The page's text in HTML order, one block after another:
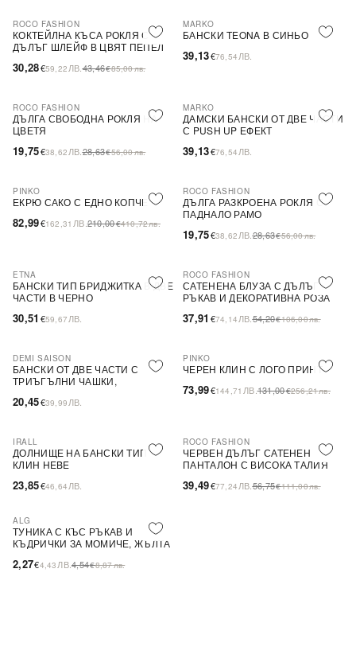
-30%
ROCO FASHION
КОКТЕЙЛНА КЪСА РОКЛЯ С
ДЪЛЪГ ШЛЕЙФ В ЦВЯТ ПЕПЕЛ
30,28€59,22 ЛВ.43,46€85,00лв.
MARKO
БАНСКИ TEONA В СИНЬО
39,13€76,54 ЛВ.
-31%
ROCO FASHION
ДЪЛГА СВОБОДНА РОКЛЯ НА
ЦВЕТЯ
19,75€38,62 ЛВ.28,63€56,00лв.
MARKO
ДАМСКИ БАНСКИ ОТ ДВЕ ЧАСТИ
С PUSH UP ЕФЕКТ
39,13€76,54 ЛВ.
-60%
PINKO
ЕКРЮ САКО С ЕДНО КОПЧЕ
82,99€162,31 ЛВ.210,00€410,72лв.
-31%
ROCO FASHION
ДЪЛГА РАЗКРОЕНА РОКЛЯ С
ПАДНАЛО РАМО
19,75€38,62 ЛВ.28,63€56,00лв.
ETNA
БАНСКИ ТИП БРИДЖИТКА В ДВЕ
ЧАСТИ В ЧЕРНО
30,51 €59,67 ЛВ.
-30%
ROCO FASHION
САТЕНЕНА БЛУЗА С ДЪЛЪГ
РЪКАВ И ДЕКОРАТИВНА РОЗА
37,91 €74,14 ЛВ.54,20€106,00лв.
DEMI SAISON
БАНСКИ ОТ ДВЕ ЧАСТИ С
ТРИЪГЪЛНИ ЧАШКИ,
20,45€39,99 ЛВ.
-44%
PINKO
ЧЕРЕН КЛИН С ЛОГО ПРИНТ
73,99€144,71 ЛВ.131,00€256,21лв.
IRALL
ДОЛНИЩЕ НА БАНСКИ ТИП
КЛИН HEBE
23,85€46,64 ЛВ.
-30%
ROCO FASHION
ЧЕРВЕН ДЪЛЪГ САТЕНЕН
ПАНТАЛОН С ВИСОКА ТАЛИЯ
39,49€77,24 ЛВ.56,75€111,00лв.
-50%
ПОСЛЕДНА БРОЙКА
ALG
ТУНИКА С КЪС РЪКАВ И
КЪДРИЧКИ ЗА МОМИЧЕ, ЖЪЛТА
2,27€4,43 ЛВ.4,54€8,87лв.